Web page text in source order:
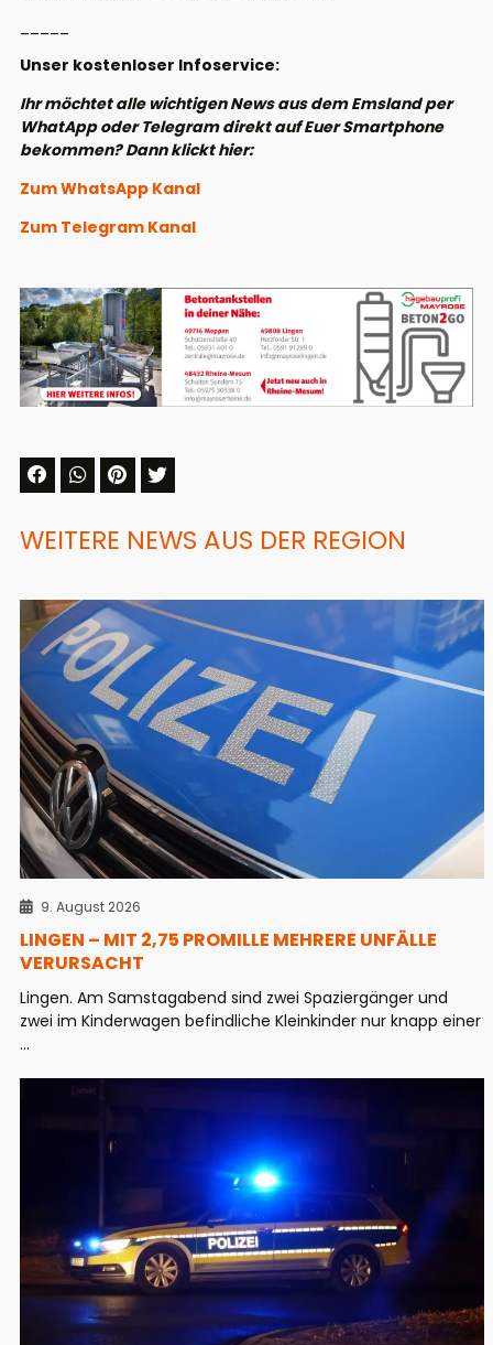
Unser kostenloser Infoservice:
Ihr möchtet alle wichtigen News aus dem Emsland per
WhatApp oder Telegram direkt auf Euer Smartphone
bekommen? Dann klickt hier:
Zum WhatsApp Kanal
Zum Telegram Kanal
WEITERE NEWS AUS DER REGION
9. August 2026
LINGEN – MIT 2,75 PROMILLE MEHRERE UNFÄLLE
VERURSACHT
Lingen. Am Samstagabend sind zwei Spaziergänger und
zwei im Kinderwagen befindliche Kleinkinder nur knapp einer
...